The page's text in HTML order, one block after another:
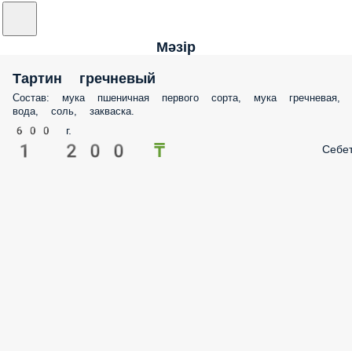
Мәзір
Тартин гречневый
Состав: мука пшеничная первого сорта, мука гречневая,
вода, соль, закваска.
600 г.
1 200 ₸